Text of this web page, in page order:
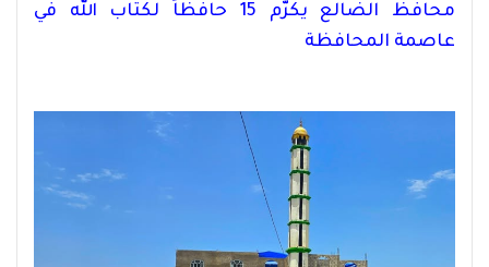
محافظ الضالع يكرّم 15 حافظاً لكتاب الله في
عاصمة المحافظة